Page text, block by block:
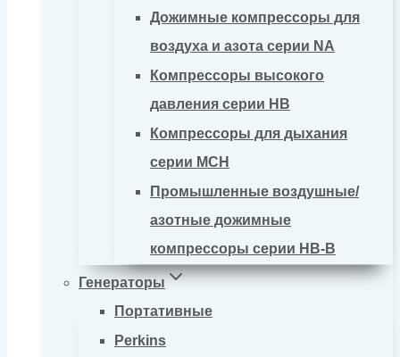
Дожимные компрессоры для
воздуха и азота серии NA
Компрессоры высокого
давления серии HB
Компрессоры для дыхания
серии MCH
Промышленные воздушные/
азотные дожимные
компрессоры серии HB-B
Генераторы
Портативные
Perkins